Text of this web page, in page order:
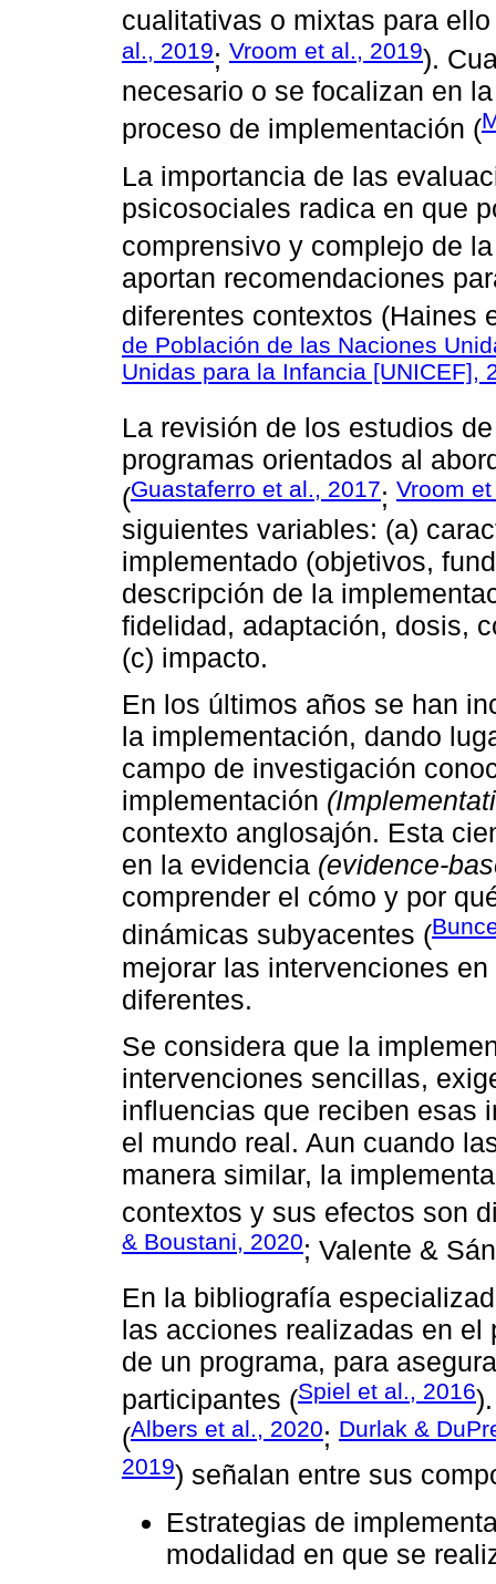
cualitativas o mixtas para ello
al., 2019; Vroom et al., 2019).
necesario o se focalizan en
proceso de implementación (
La importancia de las
psicosociales radica en que
comprensivo y complejo de
aportan recomendaciones
diferentes contextos (Haines
de Población de las Naciones
Unidas para la Infancia [UNICEF],
La revisión de los estudios
programas orientados al
(Guastaferro et al., 2017; Vroom
siguientes variables: (a)
implementado (objetivos,
descripción de la
fidelidad, adaptación, dosis,
(c) impacto.
En los últimos años se han
la implementación, dando
campo de investigación
implementación
contexto anglosajón. Esta
en la evidencia (evidence-
comprender el cómo y por
dinámicas subyacentes (
mejorar las intervenciones
diferentes.
Se considera que la
intervenciones sencillas,
influencias que reciben esas
el mundo real. Aun cuando
manera similar, la
contextos y sus efectos son
& Boustani, 2020; Valente &
En la bibliografía
las acciones realizadas en
de un programa, para
participantes (Spiel et al., 2016
(Albers et al., 2020; Durlak &
2019) señalan entre sus
Estrategias de
modalidad en que se